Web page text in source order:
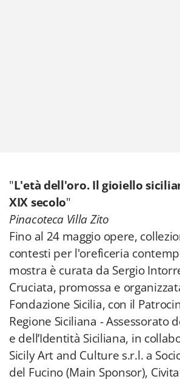
"L'età dell'oro. Il gioiello
XIX secolo"
Pinacoteca Villa Zito
Fino al 24 maggio opere,
contesti per l'oreficeria
mostra è curata da Sergio
Cruciata, promossa e
Fondazione Sicilia, con il
Regione Siciliana - Assessorato
e dell’Identità Siciliana, in
Sicily Art and Culture s.r.l. a
del Fucino (Main Sponsor),